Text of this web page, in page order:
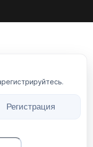
Регистрация